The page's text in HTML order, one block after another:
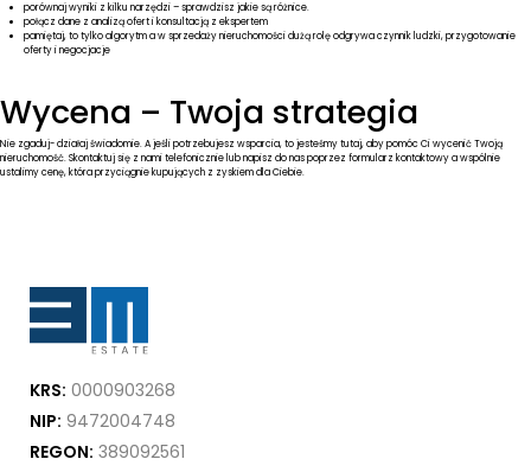
porównaj wyniki z kilku narzędzi – sprawdzisz jakie są różnice.
połącz dane z analizą ofert i konsultacją z ekspertem
pamiętaj, to tylko algorytm a w sprzedaży nieruchomości dużą rolę odgrywa czynnik ludzki, przygotowanie
oferty i negocjacje
Wycena – Twoja strategia
Nie zgaduj- działaj świadomie. A jeśli potrzebujesz wsparcia, to jesteśmy tutaj, aby pomóc Ci wycenić Twoją
nieruchomość. Skontaktuj się z nami telefonicznie lub napisz do nas poprzez formularz kontaktowya wspólnie
ustalimy cenę, która przyciągnie kupujących z zyskiem dla Ciebie.
KRS: 0000903268
NIP: 9472004748
REGON: 389092561